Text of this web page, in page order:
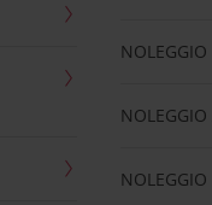
NOLEGGIO